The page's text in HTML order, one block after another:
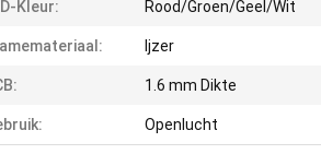
Kleur: Rood/Groen/Geel/Wit
Ijzer
1.6 mm Dikte
Openlucht